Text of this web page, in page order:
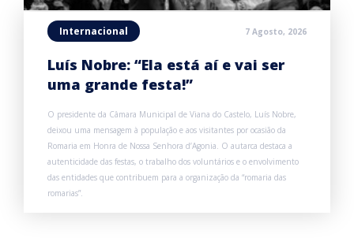
Internacional 7 Agosto, 2026
Luís Nobre: “Ela está aí e vai ser
uma grande festa!”
O presidente da Câmara Municipal de Viana do Castelo, Luís Nobre,
deixou uma mensagem à população e aos visitantes por ocasião da
Romaria em Honra de Nossa Senhora d’Agonia. O autarca destaca a
autenticidade das festas, o trabalho dos voluntários e o envolvimento
das entidades que contribuem para a organização da “romaria das
romarias”.